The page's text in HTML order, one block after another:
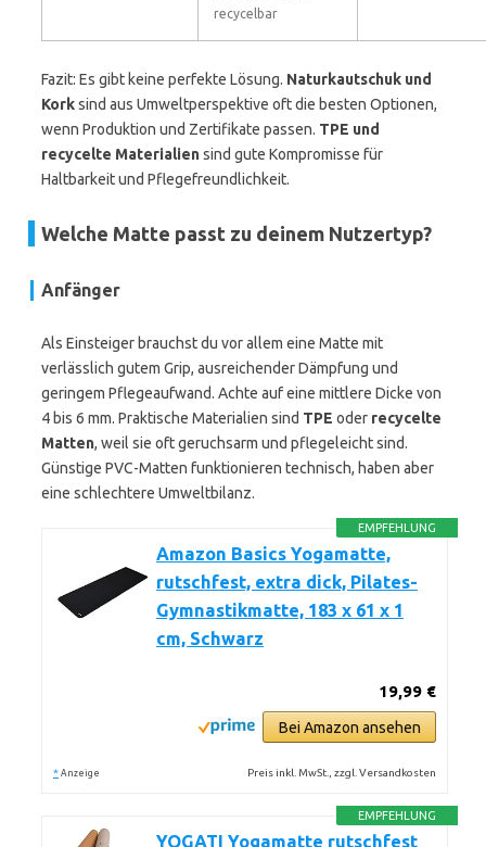
recycelbar
Fazit: Es gibt keine perfekte Lösung. Naturkautschuk und
Korksind aus Umweltperspektive oft die besten Optionen,
wenn Produktion und Zertifikate passen. TPE und
recycelte Materialiensind gute Kompromisse für
Haltbarkeit und Pflegefreundlichkeit.
Welche Matte passt zu deinem Nutzertyp?
Anfänger
Als Einsteiger brauchst du vor allem eine Matte mit
verlässlich gutem Grip, ausreichender Dämpfung und
geringem Pflegeaufwand. Achte auf eine mittlere Dicke von
4 bis 6 mm. Praktische Materialien sind TPE oder recycelte
Matten, weil sie oft geruchsarm und pflegeleicht sind.
Günstige PVC-Matten funktionieren technisch, haben aber
eine schlechtere Umweltbilanz.
EMPFEHLUNG
Amazon Basics Yogamatte,
rutschfest, extra dick, Pilates-
Gymnastikmatte, 183 x 61 x 1
cm, Schwarz
19,99 €
Bei Amazon ansehen
* Anzeige Preis inkl. MwSt., zzgl. Versandkosten
EMPFEHLUNG
YOGATI Yogamatte rutschfest